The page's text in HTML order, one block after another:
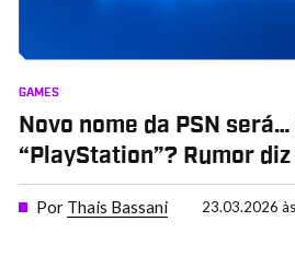
GAMES
Novo nome da PSN será…
“PlayStation”? Rumor
Por Thais Bassani 23.03.2026